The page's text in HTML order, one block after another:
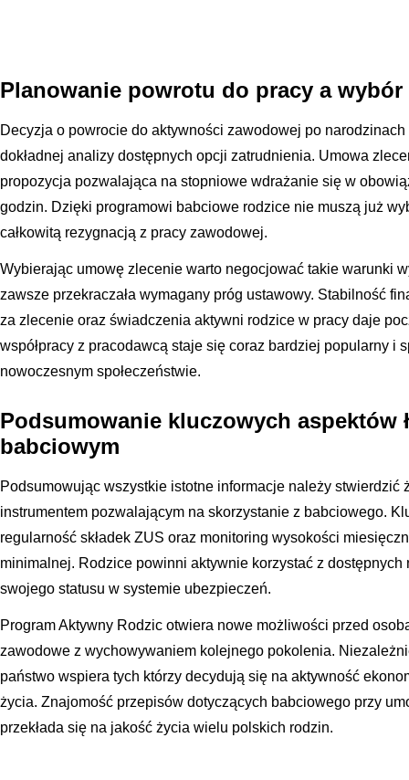
Planowanie powrotu do pracy a
Decyzja o powrocie do aktywności zawodowej po
dokładnej analizy dostępnych opcji zatrudnienia. Umowa
propozycja pozwalająca na stopniowe wdrażanie się w
godzin. Dzięki programowi babciowe rodzice nie muszą już
całkowitą rezygnacją z pracy zawodowej.
Wybierając umowę zlecenie warto negocjować takie warunki
zawsze przekraczała wymagany próg ustawowy. Stabilność
za zlecenie oraz świadczenia aktywni rodzice w pracy daje
współpracy z pracodawcą staje się coraz bardziej popularny i
nowoczesnym społeczeństwie.
Podsumowanie kluczowych aspektów
babciowym
Podsumowując wszystkie istotne informacje należy stwierdzić
instrumentem pozwalającym na skorzystanie z babciowego.
regularność składek ZUS oraz monitoring wysokości
minimalnej. Rodzice powinni aktywnie korzystać z
swojego statusu w systemie ubezpieczeń.
Program Aktywny Rodzic otwiera nowe możliwości przed
zawodowe z wychowywaniem kolejnego pokolenia.
państwo wspiera tych którzy decydują się na aktywność
życia. Znajomość przepisów dotyczących babciowego przy
przekłada się na jakość życia wielu polskich rodzin.